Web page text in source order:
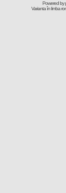
Powered by
Varianta în limba